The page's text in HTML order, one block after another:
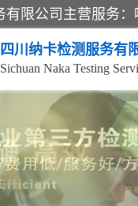
四川纳卡检测服务有
Sichuan Naka Testing
灯光检测
磁性检测